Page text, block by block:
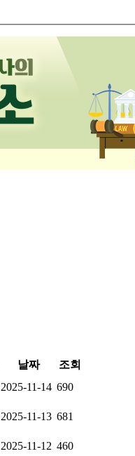
날짜
조회
2025-11-14 690
2025-11-13 681
2025-11-12 460